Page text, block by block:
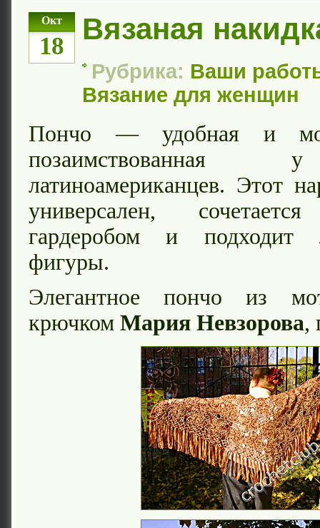
Окт
18
Вязаная
Рубрика: Ваши
Вязание для женщин
Пончо — удобная и
позаимствованная
латиноамериканцев. Этот
универсален,
гардеробом и
фигуры.
Элегантное пончо из
крючком Мария Невзорова,